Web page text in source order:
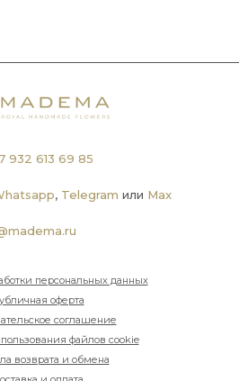
932 613 69 85
, Telegram или Max
файлов cookie
возврата и обмена
оферта
персональных данных
соглашение